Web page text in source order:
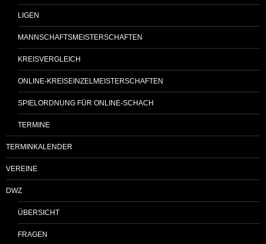
LIGEN
MANNSCHAFTSMEISTERSCHAFTEN
KREISVERGLEICH
ONLINE-KREISEINZELMEISTERSCHAFTEN
SPIELORDNUNG FÜR ONLINE-SCHACH
TERMINE
TERMINKALENDER
VEREINE
DWZ
ÜBERSICHT
FRAGEN